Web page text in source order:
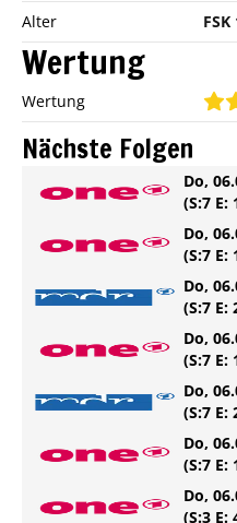
Alter
FSK
Wertung
Wertung
Nächste Folgen
Do,
(S:7 E:
Do,
(S:7 E:
Do,
(S:7 E:
Do,
(S:7 E:
Do,
(S:7 E:
Do,
(S:7 E:
Do,
(S:3 E: